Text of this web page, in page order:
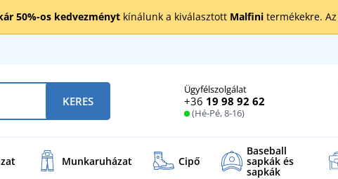
50%-os kedvezményt kínálunk a kiválasztott Malfini termékekre.
Ügyfélszolgálat
+36 19 98 92 62
(Hé-Pé, 8-16)
KERES
Munkaruházat Cipő
Baseball
sapkák és
sapkák